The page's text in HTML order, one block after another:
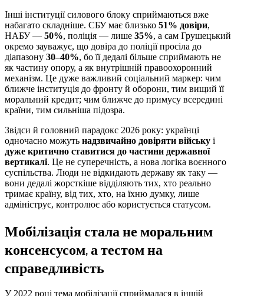
Інші інституції силового блоку сприймаються вже
набагато складніше. СБУ має близько 51% довіри,
НАБУ — 50%, поліція — лише 35%, а сам Грушецький
окремо зауважує, що довіра до поліції просіла до
діапазону 30–40%, бо її дедалі більше сприймають не
як частину опору, а як внутрішній правоохоронний
механізм. Це дуже важливий соціальний маркер: чим
ближче інституція до фронту й оборони, тим вищий її
моральний кредит; чим ближче до примусу всередині
країни, тим сильніша підозра.
Звідси й головний парадокс 2026 року: українці
одночасно можуть надзвичайно довіряти війську і
дуже критично ставитися до частини державної
вертикалі. Це не суперечність, а нова логіка воєнного
суспільства. Люди не відкидають державу як таку —
вони дедалі жорсткіше відділяють тих, хто реально
тримає країну, від тих, хто, на їхню думку, лише
адмініструє, контролює або користується статусом.
Мобілізація стала не моральним
консенсусом, а тестом на
справедливість
У 2022 році тема мобілізації сприймалася в іншій